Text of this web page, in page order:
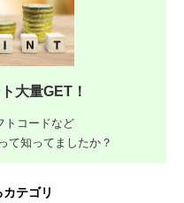
大量GET！
トコードなど
て知ってましたか？
テゴリ